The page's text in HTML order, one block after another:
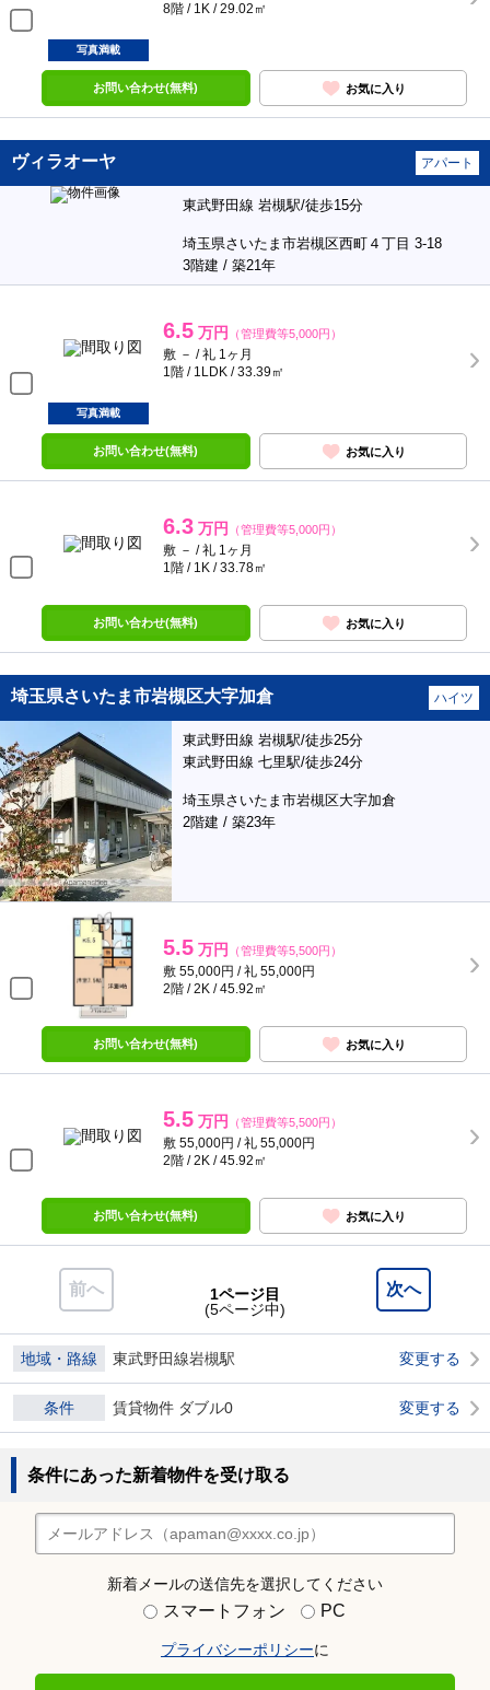
8階 / 1K / 29.02㎡
写真満載
お問い合わせ(無料) お気に入り
ヴィラオーヤ アパート
東武野田線 岩槻駅/徒歩15分
埼玉県さいたま市岩槻区西町４丁目 3-18
3階建 / 築21年
6.5 万円 （管理費等5,000円）
敷 － / 礼 1ヶ月
1階 / 1LDK / 33.39㎡
写真満載
お問い合わせ(無料) お気に入り
6.3 万円 （管理費等5,000円）
敷 － / 礼 1ヶ月
1階 / 1K / 33.78㎡
お問い合わせ(無料) お気に入り
埼玉県さいたま市岩槻区大字加倉 ハイツ
東武野田線 岩槻駅/徒歩25分
東武野田線 七里駅/徒歩24分
埼玉県さいたま市岩槻区大字加倉
2階建 / 築23年
5.5 万円 （管理費等5,500円）
敷 55,000円 / 礼 55,000円
2階 / 2K / 45.92㎡
お問い合わせ(無料) お気に入り
5.5 万円 （管理費等5,500円）
敷 55,000円 / 礼 55,000円
2階 / 2K / 45.92㎡
お問い合わせ(無料) お気に入り
前へ 次へ
1ページ目
(5ページ中)
地域・路線 東武野田線岩槻駅 変更する
条件 賃貸物件 ダブル0 変更する
条件にあった新着物件を受け取る
新着メールの送信先を選択してください
スマートフォン PC
プライバシーポリシーに